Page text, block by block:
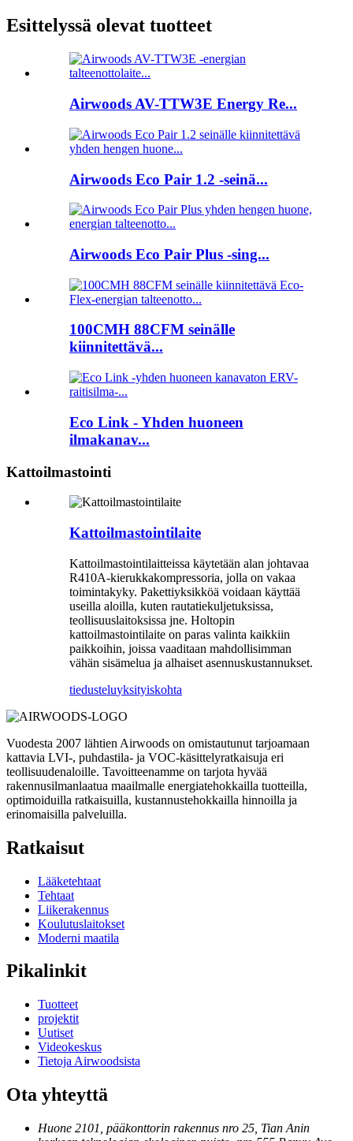
Esittelyssä olevat tuotteet
Airwoods AV-TTW3E Energy Re...
Airwoods Eco Pair 1.2 -seinä...
Airwoods Eco Pair Plus -sing...
100CMH 88CFM seinälle
kiinnitettävä...
Eco Link - Yhden huoneen
ilmakanav...
Kattoilmastointi
Kattoilmastointilaite
Kattoilmastointilaitteissa käytetään alan johtavaa
R410A-kierukkakompressoria, jolla on vakaa
toimintakyky. Pakettiyksikköä voidaan käyttää
useilla aloilla, kuten rautatiekuljetuksissa,
teollisuuslaitoksissa jne. Holtopin
kattoilmastointilaite on paras valinta kaikkiin
paikkoihin, joissa vaaditaan mahdollisimman
vähän sisämelua ja alhaiset asennuskustannukset.
tiedusteluyksityiskohta
Vuodesta 2007 lähtien Airwoods on omistautunut tarjoamaan
kattavia LVI-, puhdastila- ja VOC-käsittelyratkaisuja eri
teollisuudenaloille. Tavoitteenamme on tarjota hyvää
rakennusilmanlaatua maailmalle energiatehokkailla tuotteilla,
optimoiduilla ratkaisuilla, kustannustehokkailla hinnoilla ja
erinomaisilla palveluilla.
Ratkaisut
Lääketehtaat
Tehtaat
Liikerakennus
Koulutuslaitokset
Moderni maatila
Pikalinkit
Tuotteet
projektit
Uutiset
Videokeskus
Tietoja Airwoodsista
Ota yhteyttä
Huone 2101, pääkonttorin rakennus nro 25, Tian Anin